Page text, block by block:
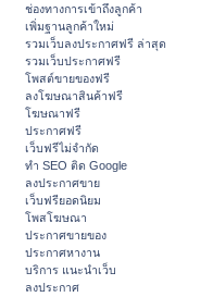
ช่องทางการเข้าถึงลูกค้า
เพิ่มฐานลูกค้าใหม่
รวมเว็บลงประกาศฟรี ล่าสุด
รวมเว็บประกาศฟรี
โพสต์ขายของฟรี
ลงโฆษณาสินค้าฟรี
โฆษณาฟรี
ประกาศฟรี
เว็บฟรีไม่จำกัด
ทำ SEO ติด Google
ลงประกาศขาย
เว็บฟรียอดนิยม
โพสโฆษณา
ประกาศขายของ
ประกาศหางาน
บริการ แนะนำเว็บ
ลงประกาศ